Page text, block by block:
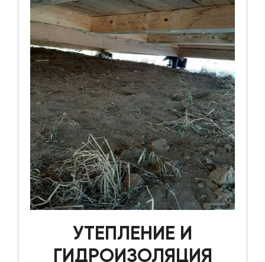
УТЕПЛЕНИЕ И
ГИДРОИЗОЛЯЦИЯ